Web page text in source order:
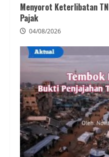
Menyorot Keterlibatan
Pajak
04/08/2026